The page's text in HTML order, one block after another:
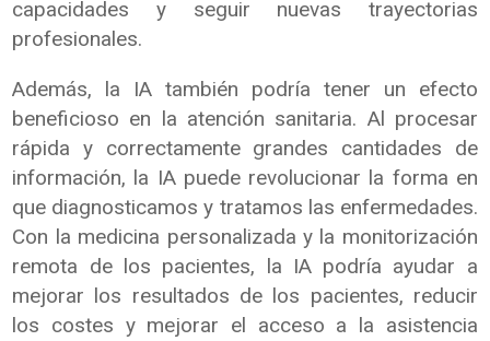
capacidades y seguir nuevas trayectorias
profesionales.
Además, la IA también podría tener un efecto
beneficioso en la atención sanitaria. Al procesar
rápida y correctamente grandes cantidades de
información, la IA puede revolucionar la forma en
que diagnosticamos y tratamos las enfermedades.
Con la medicina personalizada y la monitorización
remota de los pacientes, la IA podría ayudar a
mejorar los resultados de los pacientes, reducir
los costes y mejorar el acceso a la asistencia